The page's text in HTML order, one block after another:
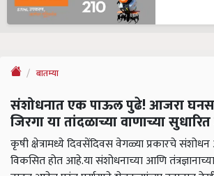
बातम्या
संशोधनात एक पाऊल पुढे! आजरा
जिरगा या तांदळाच्या वाणाच्या
कृषी क्षेत्रामध्ये दिवसेंदिवस वेगळ्या प्रकारचे संशोधन
विकसित होत आहे.या संशोधनाच्या आणि